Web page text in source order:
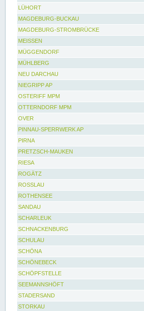
LÜHORT
MAGDEBURG-BUCKAU
MAGDEBURG-STROMBRÜCKE
MEISSEN
MÜGGENDORF
MÜHLBERG
NEU DARCHAU
NIEGRIPP AP
OSTERIFF MPM
OTTERNDORF MPM
OVER
PINNAU-SPERRWERK AP
PIRNA
PRETZSCH-MAUKEN
RIESA
ROGÄTZ
ROSSLAU
ROTHENSEE
SANDAU
SCHARLEUK
SCHNACKENBURG
SCHULAU
SCHÖNA
SCHÖNEBECK
SCHÖPFSTELLE
SEEMANNSHÖFT
STADERSAND
STORKAU